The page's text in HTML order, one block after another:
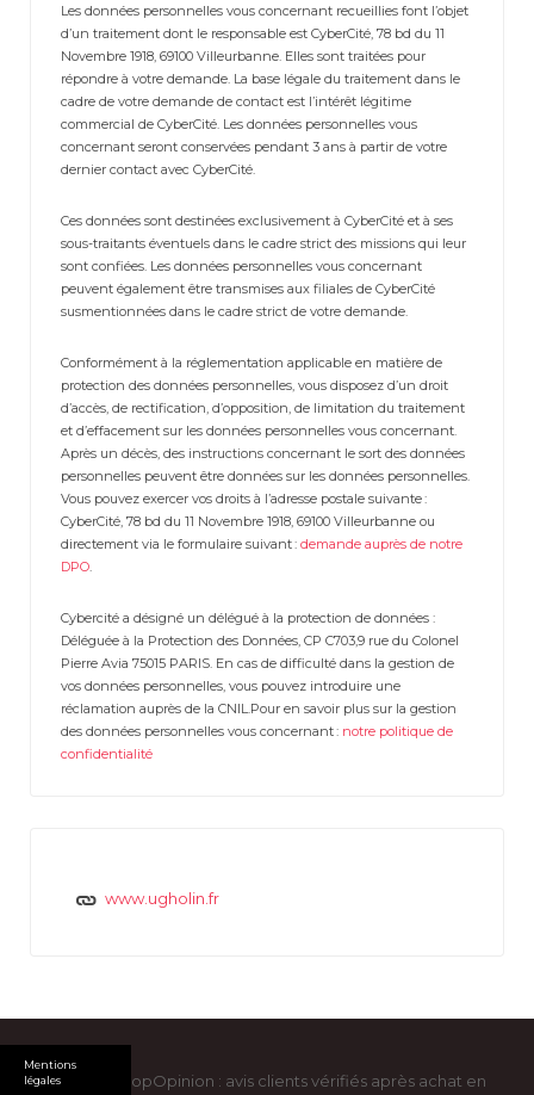
Mentions
légales
Les données personnelles vous concernant recueillies font l’objet
d’un traitement dont le responsable est CyberCité, 78 bd du 11
Novembre 1918, 69100 Villeurbanne. Elles sont traitées pour
répondre à votre demande. La base légale du traitement dans le
cadre de votre demande de contact est l’intérêt légitime
commercial de CyberCité. Les données personnelles vous
concernant seront conservées pendant 3 ans à partir de votre
dernier contact avec CyberCité.
Ces données sont destinées exclusivement à CyberCité et à ses
sous-traitants éventuels dans le cadre strict des missions qui leur
sont confiées. Les données personnelles vous concernant
peuvent également être transmises aux filiales de CyberCité
susmentionnées dans le cadre strict de votre demande.
Conformément à la réglementation applicable en matière de
protection des données personnelles, vous disposez d’un droit
d’accès, de rectification, d’opposition, de limitation du traitement
et d’effacement sur les données personnelles vous concernant.
Après un décès, des instructions concernant le sort des données
personnelles peuvent être données sur les données personnelles.
Vous pouvez exercer vos droits à l’adresse postale suivante :
CyberCité, 78 bd du 11 Novembre 1918, 69100 Villeurbanne ou
directement via le formulaire suivant : demande auprès de notre
DPO
Cybercité a désigné un délégué à la protection de données :
Déléguée à la Protection des Données, CP C703,9 rue du Colonel
Pierre Avia 75015 PARIS. En cas de difficulté dans la gestion de
vos données personnelles, vous pouvez introduire une
réclamation auprès de la CNIL.Pour en savoir plus sur la gestion
des données personnelles vous concernant : notre politique de
confidentialité
www.ugholin.fr
Copyright ShopOpinion : avis clients vérifiés après achat en